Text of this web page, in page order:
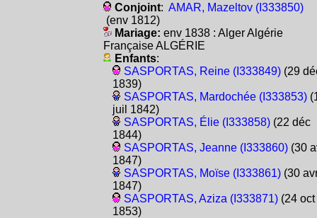
Conjoint: AMAR, Mazeltov (I333850)
(env 1812)
Mariage: env 1838 : Alger Algérie
Française ALGÉRIE
Enfants:
SASPORTAS, Reine (I333849)(29
1839)
SASPORTAS, Mardochée (I333853)
juil 1842)
SASPORTAS, Élie (I333858)(22 déc
1844)
SASPORTAS, Jeanne (I333860)(30
1847)
SASPORTAS, Moïse (I333861)(30
1847)
SASPORTAS, Aziza (I333871)(24 oct
1853)